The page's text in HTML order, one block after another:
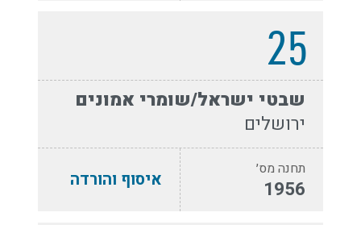
25
שבטי ישראל/שומרי אמונים
ירושלים
תחנה מס׳
1956 איסוף והורדה